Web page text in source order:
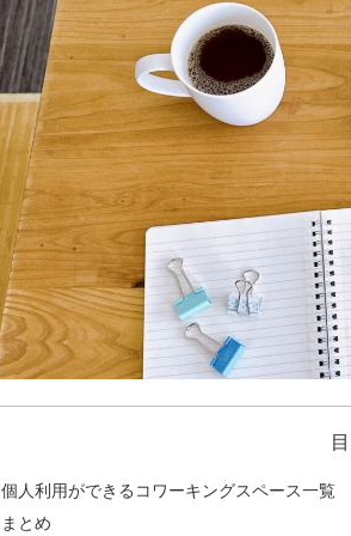
個人利用ができるコワーキングスペース一覧
まとめ